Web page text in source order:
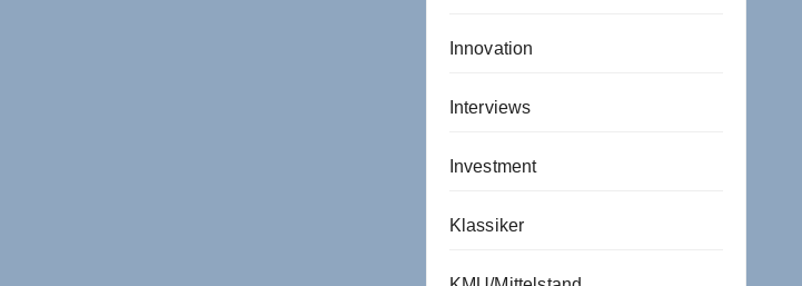
Innovation
Interviews
Investment
Klassiker